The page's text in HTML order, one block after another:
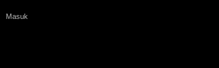
Masuk